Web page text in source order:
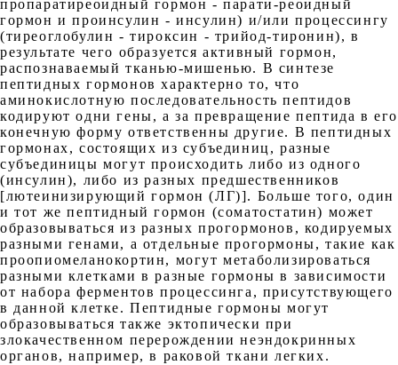
пропаратиреоидный гормон - парати-реоидный
гормон и проинсулин - инсулин) и/или процессингу
(тиреоглобулин - тироксин - трийод-тиронин), в
результате чего образуется активный гормон,
распознаваемый тканью-мишенью. В синтезе
пептидных гормонов характерно то, что
аминокислотную последовательность пептидов
кодируют одни гены, а за превращение пептида в его
конечную форму ответственны другие. В пептидных
гормонах, состоящих из субъединиц, разные
субъединицы могут происходить либо из одного
(инсулин), либо из разных предшественников
[лютеинизирующий гормон (ЛГ)]. Больше того, один
и тот же пептидный гормон (соматостатин) может
образовываться из разных прогормонов, кодируемых
разными генами, а отдельные прогормоны, такие как
проопиомеланокортин, могут метаболизироваться
разными клетками в разные гормоны в зависимости
от набора ферментов процессинга, присутствующего
в данной клетке. Пептидные гормоны могут
образовываться также эктопически при
злокачественном перерождении неэндокринных
органов, например, в раковой ткани легких.